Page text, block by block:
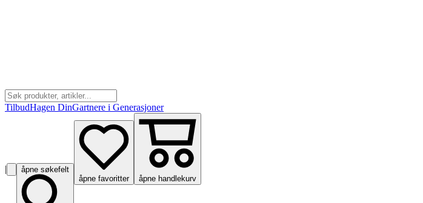
TilbudHagen DinGartnere i Generasjoner
|
åpne søkefelt
åpne favoritter
åpne handlekurv